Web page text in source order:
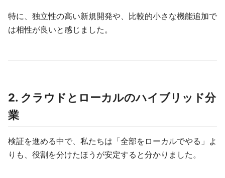
特に、独立性の高い新規開発や、比較的小さな機能追加で
は相性が良いと感じました。
2. クラウドとローカルのハイブリッド分
業
検証を進める中で、私たちは「全部をローカルでやる」よ
りも、役割を分けたほうが安定すると分かりました。